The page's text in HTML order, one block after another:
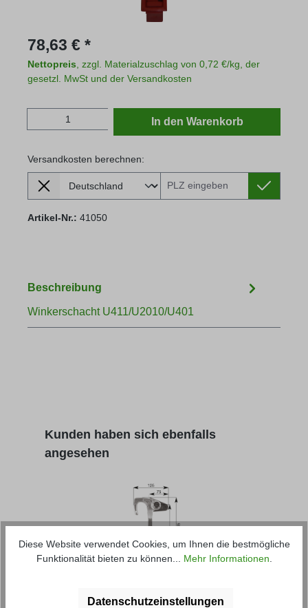
Regulärer Preis:
78,63 € *
Nettopreis , zzgl. Materialzuschlag von 0,72 €/kg, der
gesetzl. MwSt und der Versandkosten
Produkt Anzahl: Gib den gewünschten
In den Warenkorb
Versandkosten berechnen:
Lieferland
Versandkosten berechnen:
Artikel-Nr.: 41050
Beschreibung
Winkerschacht U411/U2010/U401
Produktgalerie überspringen
Kunden haben sich ebenfalls
angesehen
Diese Website verwendet Cookies, um Ihnen die bestmögliche
Funktionalität bieten zu können... Mehr Informationen
Datenschutzeinstellungen